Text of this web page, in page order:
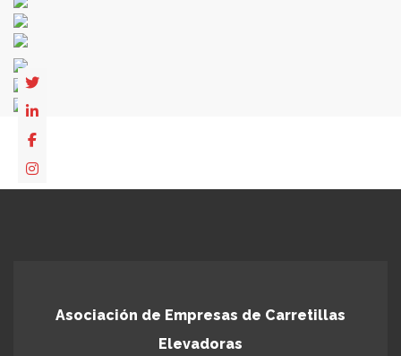
Asociación de Empresas de Carretillas
Elevadoras